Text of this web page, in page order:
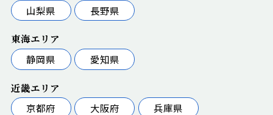
山梨県
長野県
東海エリア
静岡県
愛知県
近畿エリア
京都府
大阪府 兵庫県